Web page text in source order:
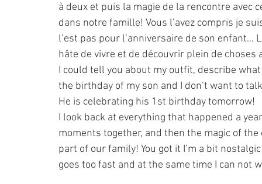
à deux et puis la magie de la rencontre avec
dans notre famille! Vous l’avez compris je
l’est pas pour l’anniversaire de son enfant…
hâte de vivre et de découvrir plein de choses
I could tell you about my outfit, describe
the birthday of my son and I don’t want to
He is celebrating his 1st birthday tomorrow!
I look back at everything that happened a
moments together, and then the magic of
part of our family! You got it I’m a bit
goes too fast and at the same time I can not